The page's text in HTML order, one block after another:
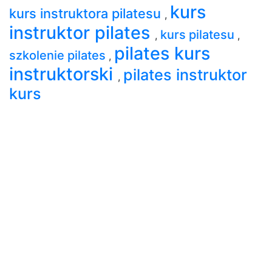
kurs instruktora pilatesu , kurs
instruktor pilates , kurs pilatesu ,
szkolenie pilates , pilates kurs
instruktorski , pilates instruktor
kurs